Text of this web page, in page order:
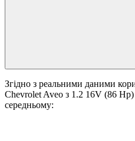
Згідно з реальними даними
Chevrolet Aveo з 1.2 16V (86
середньому: